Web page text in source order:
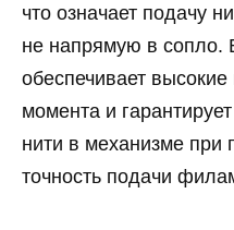
что означает подачу
не напрямую в сопло.
обеспечивает
момента и
нити в механизме при
точность подачи